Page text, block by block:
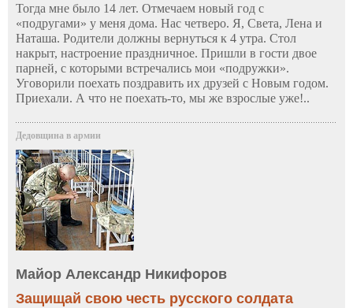
Тогда мне было 14 лет. Отмечаем новый год с
«подругами» у меня дома. Нас четверо. Я, Света, Лена и
Наташа. Родители должны вернуться к 4 утра. Стол
накрыт, настроение праздничное. Пришли в гости двое
парней, с которыми встречались мои «подружки».
Уговорили поехать поздравить их друзей с Новым годом.
Приехали. А что не поехать-то, мы же взрослые уже!..
Дедовщина в армии
Майор Александр Никифоров
Защищай свою честь русского солдата